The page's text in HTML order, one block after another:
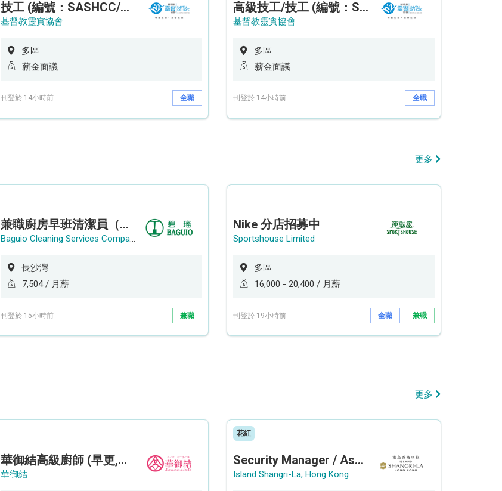
技工 (編號：SASHCC/A/CTE)
基督教靈實協會
多區
薪金面議
刊登於 14小時前 全職
高級技工/技工 (編號：SSO/FM/A/CTE)
基督教靈實協會
多區
薪金面議
刊登於 14小時前 全職
更多
兼職廚房早班清潔員（長沙灣）
Baguio Cleaning Services Company Limited
長沙灣
7,504 / 月薪
刊登於 15小時前 兼職
Nike 分店招募中
Sportshouse Limited
多區
16,000 - 20,400 / 月薪
刊登於 19小時前 全職 兼職
更多
華御結高級廚師 (早更,中央廚房)*底薪可達20k* (5天工作週)
華御結
花紅
Security Manager / Assistant Security Manager
Island Shangri-La, Hong Kong